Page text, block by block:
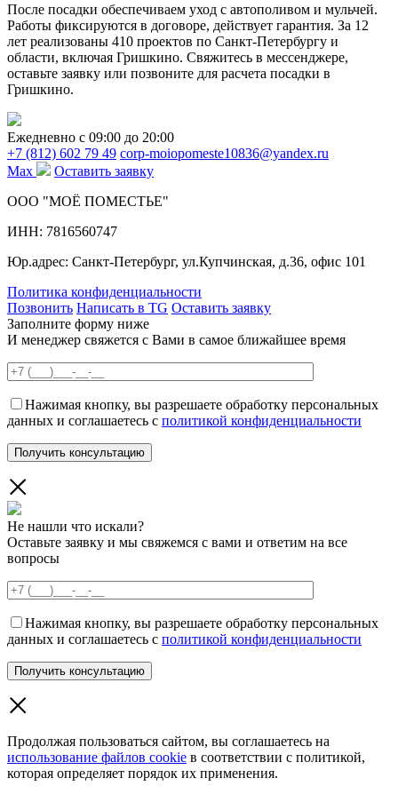
После посадки обеспечиваем уход с автополивом и мульчей.
Работы фиксируются в договоре, действует гарантия. За 12
лет реализованы 410 проектов по Санкт-Петербургу и
области, включая Гришкино. Свяжитесь в мессенджере,
оставьте заявку или позвоните для расчета посадки в
Гришкино.
Ежедневно c 09:00 до 20:00
+7 (812) 602 79 49 corp-moiopomeste10836@yandex.ru
Max
Оставить заявку
ООО "МОЁ ПОМЕСТЬЕ"
ИНН: 7816560747
Юр.адрес: Санкт-Петербург, ул.Купчинская, д.36, офис 101
Политика конфиденциальности
Позвонить Написать в TG Оставить заявку
Заполните форму ниже
И менеджер свяжется с Вами в самое ближайшее время
Нажимая кнопку, вы разрешаете обработку персональных
данных и соглашаетесь с политикой конфиденциальности
Не нашли что искали?
Оставьте заявку и мы свяжемся с вами и ответим на все
вопросы
Нажимая кнопку, вы разрешаете обработку персональных
данных и соглашаетесь с политикой конфиденциальности
Продолжая пользоваться сайтом, вы соглашаетесь на
использование файлов cookie в соответствии с политикой,
которая определяет порядок их применения.